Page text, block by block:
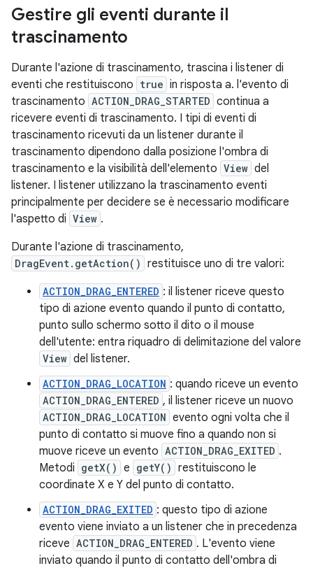
Gestire gli eventi durante il
trascinamento
Durante l'azione di trascinamento, trascina i listener di
eventi che restituiscono true in risposta a. l'evento di
trascinamento ACTION_DRAG_STARTED continua a
ricevere eventi di trascinamento. I tipi di eventi di
trascinamento ricevuti da un listener durante il
trascinamento dipendono dalla posizione l'ombra di
trascinamento e la visibilità dell'elemento View del
listener. I listener utilizzano la trascinamento eventi
principalmente per decidere se è necessario modificare
l'aspetto di View .
Durante l'azione di trascinamento,
DragEvent.getAction() restituisce uno di tre valori:
ACTION_DRAG_ENTERED : il listener riceve questo
tipo di azione evento quando il punto di contatto,
punto sullo schermo sotto il dito o il mouse
dell'utente: entra riquadro di delimitazione del valore
View del listener.
ACTION_DRAG_LOCATION : quando riceve un evento
ACTION_DRAG_ENTERED , il listener riceve un nuovo
ACTION_DRAG_LOCATION evento ogni volta che il
punto di contatto si muove fino a quando non si
muove riceve un evento ACTION_DRAG_EXITED .
Metodi getX() e getY() restituiscono le
coordinate X e Y del punto di contatto.
ACTION_DRAG_EXITED : questo tipo di azione
evento viene inviato a un listener che in precedenza
riceve ACTION_DRAG_ENTERED . L'evento viene
inviato quando il punto di contatto dell'ombra di